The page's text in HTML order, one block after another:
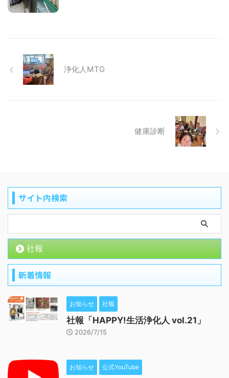
浄化人MTG
健康診断
サイト内検索
社報
新着情報
お知らせ 社報
社報「HAPPY!生活浄化人 vol.21」
2026/7/15
お知らせ 公式YouTube